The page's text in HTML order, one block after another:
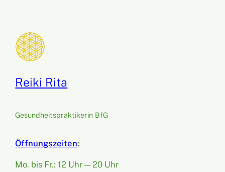
Reiki Rita
Gesundheitspraktikerin BfG
Öffnungszeiten:
Mo. bis Fr.: 12 Uhr — 20 Uhr